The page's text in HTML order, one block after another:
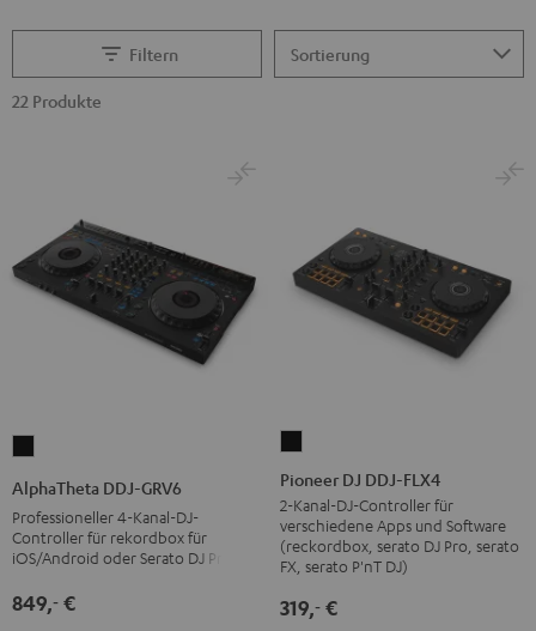
Filtern
22 Produkte
DDJ-
Schwarz
AlphaTheta DDJ-GRV6
Professioneller 4-Kanal-DJ-
Controller für rekordbox für
iOS/Android oder Serato DJ Pro
849,‐ €
DDJ-
FLX4
Schwarz
Pioneer DJ DDJ-FLX4
2-Kanal-DJ-Controller für
verschiedene Apps und Software
(reckordbox, serato DJ Pro, serato
FX, serato P'nT DJ)
319,‐ €